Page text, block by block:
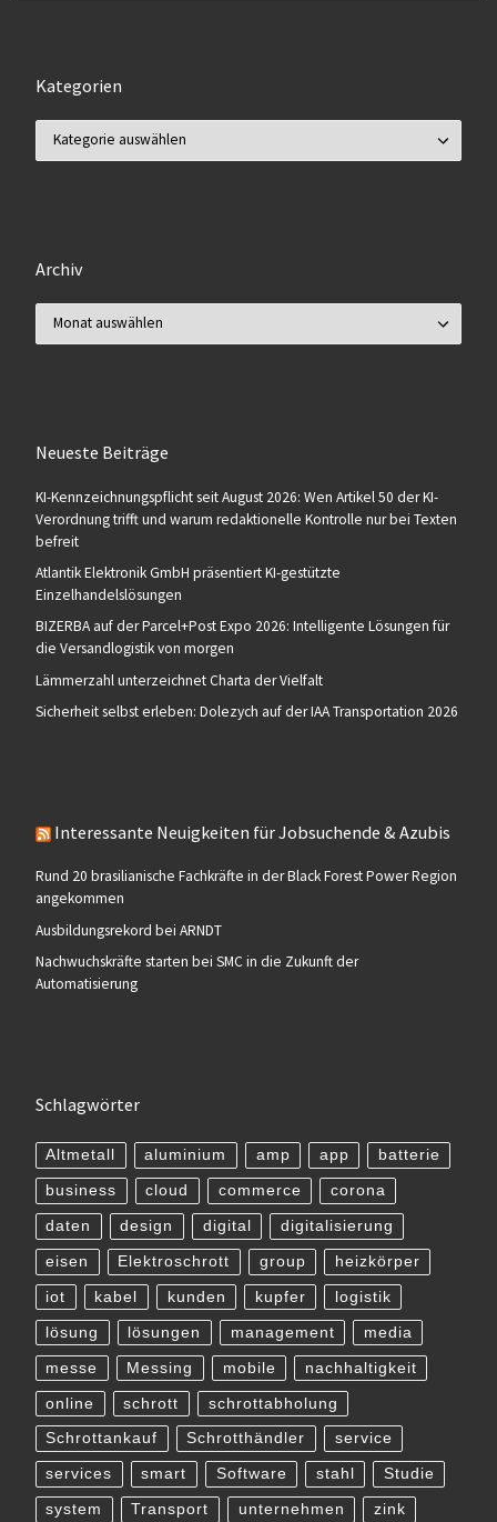
Kategorien
Archiv
Neueste Beiträge
KI-Kennzeichnungspflicht seit August 2026: Wen Artikel 50 der KI-
Verordnung trifft und warum redaktionelle Kontrolle nur bei Texten
befreit
Atlantik Elektronik GmbH präsentiert KI-gestützte
Einzelhandelslösungen
BIZERBA auf der Parcel+Post Expo 2026: Intelligente Lösungen für
die Versandlogistik von morgen
Lämmerzahl unterzeichnet Charta der Vielfalt
Sicherheit selbst erleben: Dolezych auf der IAA Transportation 2026
Interessante Neuigkeiten für Jobsuchende & Azubis
Rund 20 brasilianische Fachkräfte in der Black Forest Power Region
angekommen
Ausbildungsrekord bei ARNDT
Nachwuchskräfte starten bei SMC in die Zukunft der
Automatisierung
Schlagwörter
Altmetall aluminium amp app batterie
business cloud commerce corona
daten design digital digitalisierung
eisen Elektroschrott group heizkörper
iot kabel kunden kupfer logistik
lösung lösungen management media
messe Messing mobile nachhaltigkeit
online schrott schrottabholung
Schrottankauf Schrotthändler service
services smart Software stahl Studie
system Transport unternehmen zink